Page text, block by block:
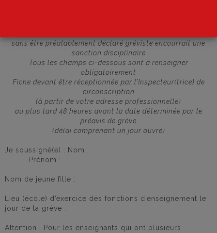
sans être préalablement déclaré gréviste encourrait une
sanction disciplinaire
Tous les champs ci-dessous sont à renseigner
obligatoirement
Fiche devant être réceptionnée par l’Inspecteur(trice) de
circonscription
(à partir de votre adresse professionnelle)
au plus tard 48 heures avant la date déterminée par le
préavis de grève
(délai comprenant un jour ouvré)
Je soussigné(e) : Nom :
Prénom :
Nom de jeune fille :
Lieu (école) d’exercice des fonctions d’enseignement le
jour de la grève :
Attention : Pour les enseignants qui ont plusieurs